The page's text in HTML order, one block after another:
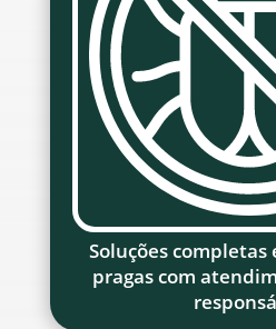
Soluções
pragas com